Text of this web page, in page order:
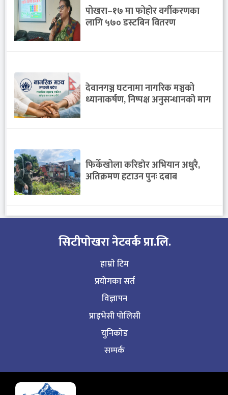
पोखरा–१७ मा फोहोर वर्गीकरणका
लागि ५७० डस्टबिन वितरण
देवानगञ्ज घटनामा नागरिक मञ्चको
ध्यानाकर्षण, निष्पक्ष अनुसन्धानको माग
फिर्केखोला करिडाेर अभियान अधुरै,
अतिक्रमण हटाउन पुनः दबाब
सिटीपाेखरा नेटवर्क प्रा.लि.
हाम्राे टिम
प्रयोगका सर्त
विज्ञापन
प्राइभेसी पोलिसी
युनिकोड
सम्पर्क